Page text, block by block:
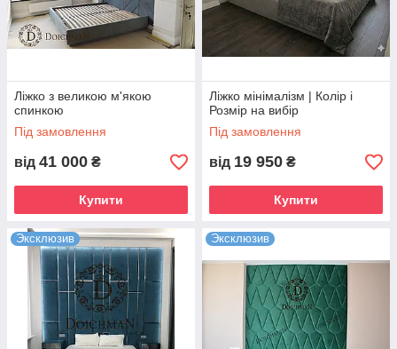
Ліжко з великою м'якою
спинкою
Під замовлення
від 41 000 ₴
Купити
Ліжко мінімалізм | Колір і
Розмір на вибір
Під замовлення
від 19 950 ₴
Купити
Эксклюзив Эксклюзив